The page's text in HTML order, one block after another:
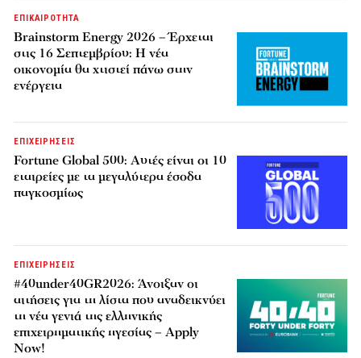
ΕΠΙΚΑΙΡΟΤΗΤΑ
Brainstorm Energy 2026 – Έρχεται
στις 16 Σεπτεμβρίου: Η νέα
οικονομία θα χτιστεί πάνω στην
ενέργεια
ΕΠΙΧΕΙΡΗΣΕΙΣ
Fortune Global 500: Αυτές είναι οι 10
εταιρείες με τα μεγαλύτερα έσοδα
παγκοσμίως
ΕΠΙΧΕΙΡΗΣΕΙΣ
#40under40GR2026: Άνοιξαν οι
αιτήσεις για τη λίστα που αναδεικνύει
τη νέα γενιά της ελληνικής
επιχειρηματικής ηγεσίας – Apply
Now!